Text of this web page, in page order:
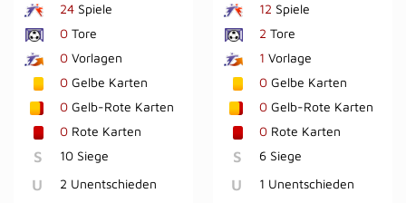
24 Spiele
0 Tore
0 Vorlagen
0 Gelbe Karten
0 Gelb-Rote Karten
0 Rote Karten
S 10 Siege
U 2 Unentschieden
12 Spiele
2 Tore
1 Vorlage
0Gelbe Karten
0Gelb-Rote Karten
0Rote Karten
S 6 Siege
U 1 Unentschieden